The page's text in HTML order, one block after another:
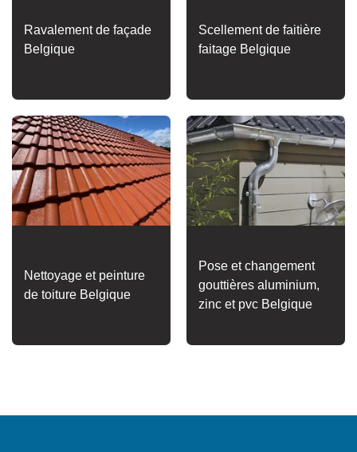
Ravalement de façade
Belgique
Scellement de faitière
faitage Belgique
Nettoyage et peinture
de toiture Belgique
Pose et changement
gouttières aluminium,
zinc et pvc Belgique